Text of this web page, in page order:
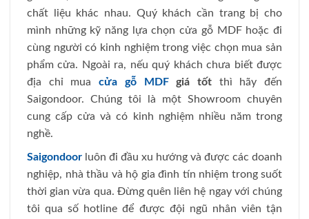
chất liệu khác nhau. Quý khách cần trang bị cho
mình những kỹ năng lựa chọn cửa gỗ MDF hoặc đi
cùng người có kinh nghiệm trong việc chọn mua sản
phẩm cửa. Ngoài ra, nếu quý khách chưa biết được
địa chỉ muacửa gỗ MDFgiá tốtthì hãy đến
Saigondoor. Chúng tôi là một Showroom chuyên
cung cấp cửa và có kinh nghiệm nhiều năm trong
nghề.
Saigondoor luôn đi đầu xu hướng và được các doanh
nghiệp, nhà thầu và hộ gia đình tín nhiệm trong suốt
thời gian vừa qua. Đừng quên liên hệ ngay với chúng
tôi qua số hotline để được đội ngũ nhân viên tận